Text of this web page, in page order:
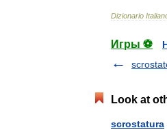
Dizionario
Игры ⚽
Look at
scrostatura